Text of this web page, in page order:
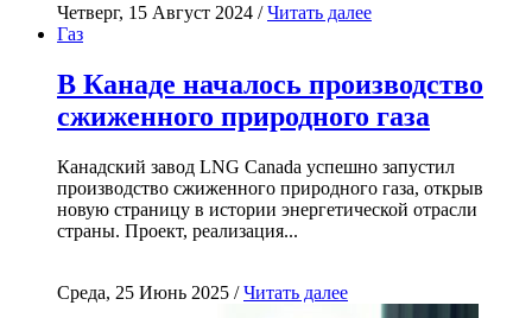
Четверг, 15 Август 2024 /Читать далее
Газ
В Канаде началось производство
сжиженного природного газа
Канадский завод LNG Canada успешно запустил
производство сжиженного природного газа, открыв
новую страницу в истории энергетической отрасли
страны. Проект, реализация...
Среда, 25 Июнь 2025 /Читать далее